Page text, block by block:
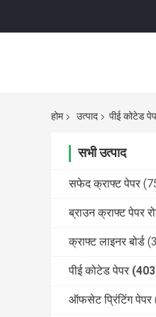
होम उत्पाद पीई कोटेड
सभी उत्पाद
सफेद क्राफ्ट पेपर
ब्राउन क्राफ्ट पेपर
क्राफ्ट लाइनर बोर्ड
पीई कोटेड पेपर
ऑफसेट प्रिंटिंग पेपर